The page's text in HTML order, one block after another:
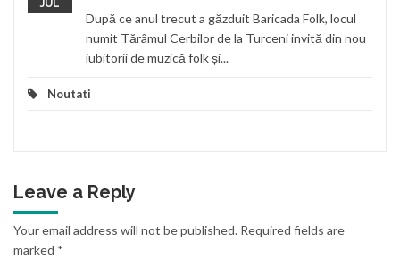
JUL
După ce anul trecut a găzduit Baricada Folk, locul
numit Tărâmul Cerbilor de la Turceni invită din nou
iubitorii de muzică folk și...
Noutati
Leave a Reply
Your email address will not be published. Required fields are
marked *